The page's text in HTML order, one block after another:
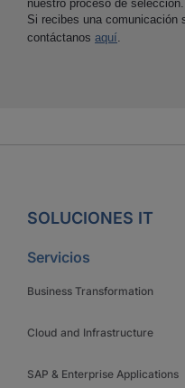
nuestro proceso de selección.
Si recibes una comunicación
contáctanos aquí.
SOLUCIONES IT
Servicios
Business Transformation
Cloud and Infrastructure
SAP & Enterprise Applications